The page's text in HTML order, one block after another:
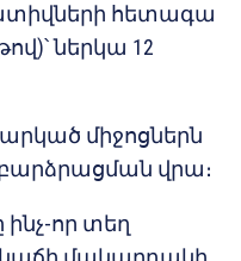
հետագա
ներկա 12
միջոցներն
բարձրացման վրա։
որ տեղ